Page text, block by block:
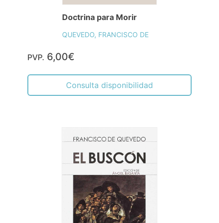
Doctrina para Morir
QUEVEDO, FRANCISCO DE
PVP. 6,00€
Consulta disponibilidad